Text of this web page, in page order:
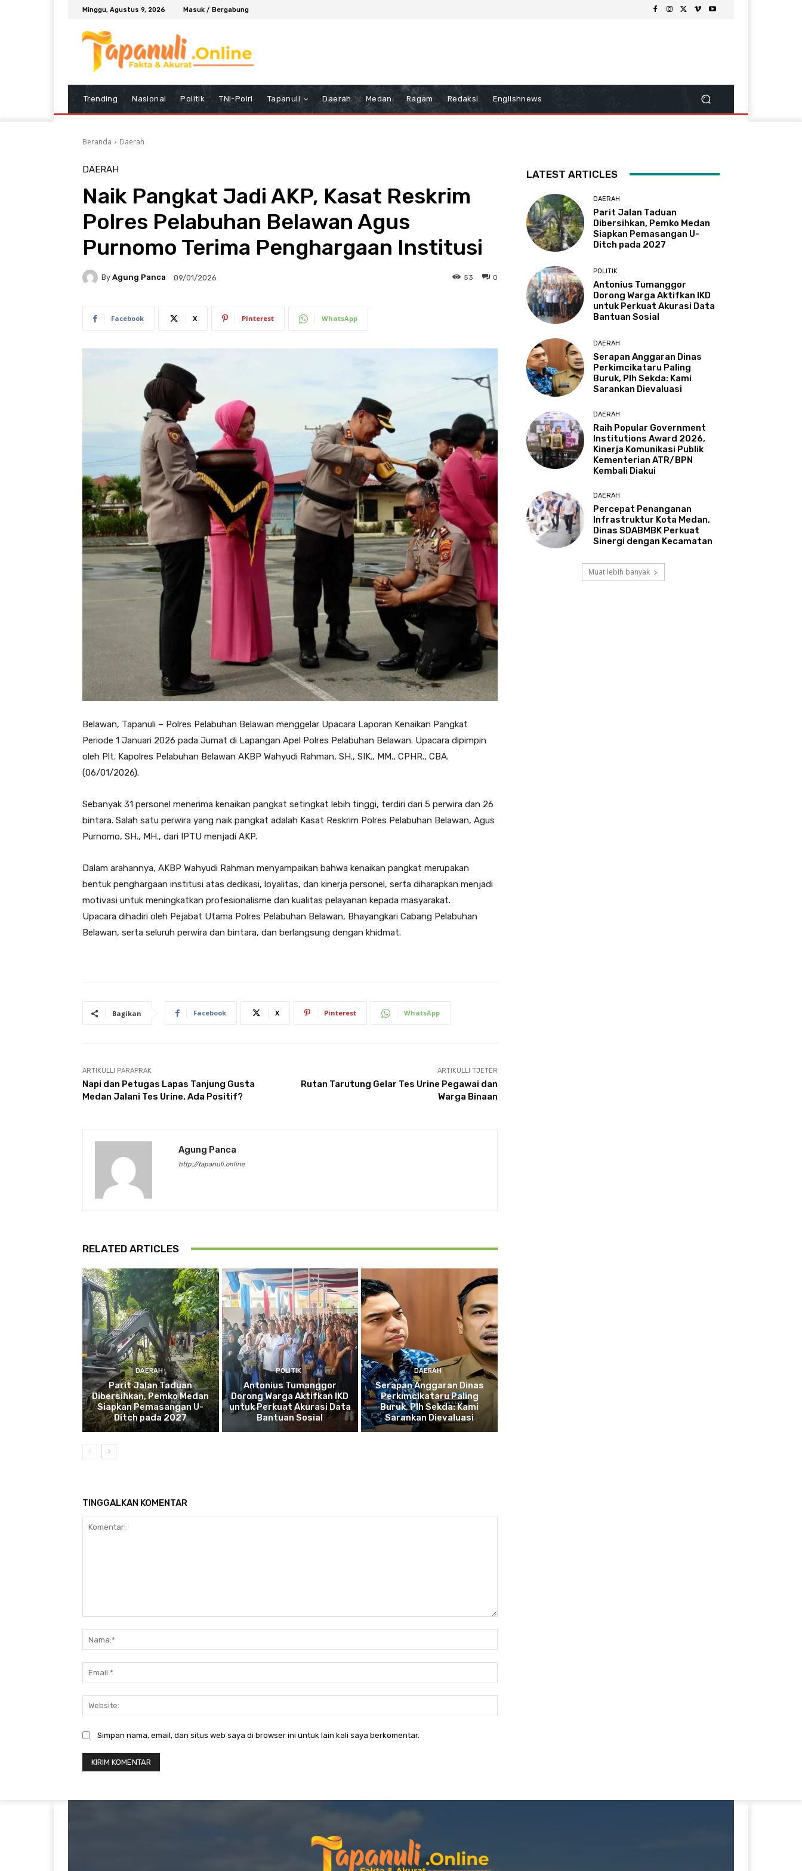
Minggu, Agustus 9, 2026 Masuk / Bergabung
Trending Nasional Politik TNI-Polri Tapanuli Daerah Medan Ragam Redaksi Englishnews
Beranda Daerah
DAERAH
Naik Pangkat Jadi AKP, Kasat Reskrim
Polres Pelabuhan Belawan Agus
Purnomo Terima Penghargaan Institusi
By Agung Panca 09/01/2026 0
53
Facebook X Pinterest WhatsApp
Belawan, Tapanuli – Polres Pelabuhan Belawan menggelar Upacara Laporan Kenaikan Pangkat
Periode 1 Januari 2026 pada Jumat di Lapangan Apel Polres Pelabuhan Belawan. Upacara dipimpin
oleh Plt. Kapolres Pelabuhan Belawan AKBP Wahyudi Rahman, SH., SIK., MM., CPHR., CBA.
(06/01/2026).
Sebanyak 31 personel menerima kenaikan pangkat setingkat lebih tinggi, terdiri dari 5 perwira dan 26
bintara. Salah satu perwira yang naik pangkat adalah Kasat Reskrim Polres Pelabuhan Belawan, Agus
Purnomo, SH., MH., dari IPTU menjadi AKP.
Dalam arahannya, AKBP Wahyudi Rahman menyampaikan bahwa kenaikan pangkat merupakan
bentuk penghargaan institusi atas dedikasi, loyalitas, dan kinerja personel, serta diharapkan menjadi
motivasi untuk meningkatkan profesionalisme dan kualitas pelayanan kepada masyarakat.
Upacara dihadiri oleh Pejabat Utama Polres Pelabuhan Belawan, Bhayangkari Cabang Pelabuhan
Belawan, serta seluruh perwira dan bintara, dan berlangsung dengan khidmat.
Bagikan Facebook X Pinterest WhatsApp
ARTIKULLI PARAPRAK
Napi dan Petugas Lapas Tanjung Gusta
Medan Jalani Tes Urine, Ada Positif?
ARTIKULLI TJETËR
Rutan Tarutung Gelar Tes Urine Pegawai dan
Warga Binaan
Agung Panca
http://tapanuli.online
RELATED ARTICLES
DAERAH
Parit Jalan Taduan
Dibersihkan, Pemko Medan
Siapkan Pemasangan U-
Ditch pada 2027
POLITIK
Antonius Tumanggor
Dorong Warga Aktifkan IKD
untuk Perkuat Akurasi Data
Bantuan Sosial
DAERAH
Serapan Anggaran Dinas
Perkimcikataru Paling
Buruk, Plh Sekda: Kami
Sarankan Dievaluasi
TINGGALKAN KOMENTAR
Simpan nama, email, dan situs web saya di browser ini untuk lain kali saya berkomentar.
LATEST ARTICLES
DAERAH
Parit Jalan Taduan
Dibersihkan, Pemko Medan
Siapkan Pemasangan U-
Ditch pada 2027
POLITIK
Antonius Tumanggor
Dorong Warga Aktifkan IKD
untuk Perkuat Akurasi Data
Bantuan Sosial
DAERAH
Serapan Anggaran Dinas
Perkimcikataru Paling
Buruk, Plh Sekda: Kami
Sarankan Dievaluasi
DAERAH
Raih Popular Government
Institutions Award 2026,
Kinerja Komunikasi Publik
Kementerian ATR/BPN
Kembali Diakui
DAERAH
Percepat Penanganan
Infrastruktur Kota Medan,
Dinas SDABMBK Perkuat
Sinergi dengan Kecamatan
Muat lebih banyak